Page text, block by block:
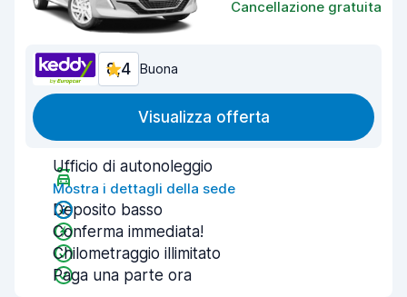
Cancellazione gratuita
8,4 Buona
Visualizza offerta
Ufficio di autonoleggio
Mostra i dettagli della sede
Deposito basso
Conferma immediata!
Chilometraggio illimitato
Paga una parte ora